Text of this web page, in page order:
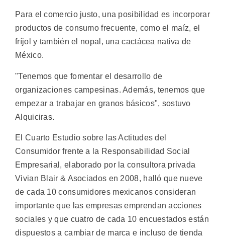
Para el comercio justo, una posibilidad es incorporar
productos de consumo frecuente, como el maíz, el
fríjol y también el nopal, una cactácea nativa de
México.
"Tenemos que fomentar el desarrollo de
organizaciones campesinas. Además, tenemos que
empezar a trabajar en granos básicos", sostuvo
Alquiciras.
El Cuarto Estudio sobre las Actitudes del
Consumidor frente a la Responsabilidad Social
Empresarial, elaborado por la consultora privada
Vivian Blair & Asociados en 2008, halló que nueve
de cada 10 consumidores mexicanos consideran
importante que las empresas emprendan acciones
sociales y que cuatro de cada 10 encuestados están
dispuestos a cambiar de marca e incluso de tienda